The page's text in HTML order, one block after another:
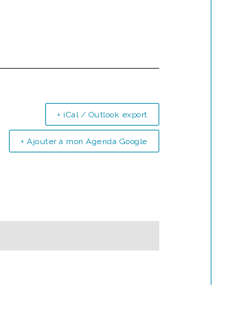
+ Ajouter à mon Agenda Google
+ iCal / Outlook export